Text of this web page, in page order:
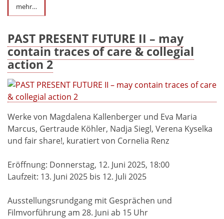
mehr…
PAST PRESENT FUTURE II – may
contain traces of care & collegial
action 2
Werke von Magdalena Kallenberger und Eva Maria
Marcus, Gertraude Köhler, Nadja Siegl, Verena Kyselka
und fair share!, kuratiert von Cornelia Renz
Eröffnung: Donnerstag, 12. Juni 2025, 18:00
Laufzeit: 13. Juni 2025 bis 12. Juli 2025
Ausstellungsrundgang mit Gesprächen und
Filmvorführung am 28. Juni ab 15 Uhr